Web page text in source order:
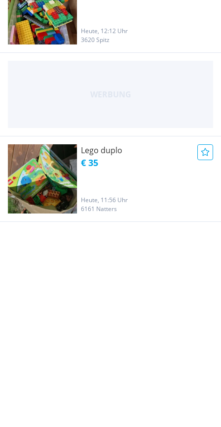
Heute, 12:12 Uhr
3620 Spitz
Lego duplo
€ 35
Heute, 11:56 Uhr
6161 Natters